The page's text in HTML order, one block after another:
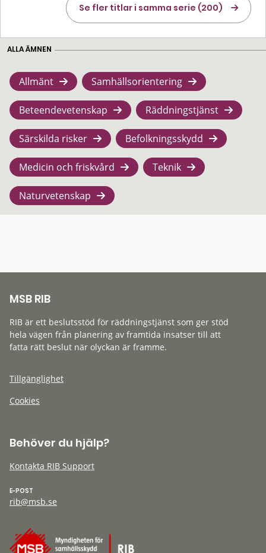
Se fler titlar i samma serie (200)
ALLA ÄMNEN
Allmänt Samhällsorientering
Beteendevetenskap Räddningstjänst
Särskilda risker Befolkningsskydd
Medicin och friskvård Teknik
Naturvetenskap
MSB RIB
RIB är ett beslutsstöd för räddningstjänst som ger stöd
hela vägen från planering av framtida insatser till att
fatta rätt beslut när olyckan är framme.
Tillgänglighet
Cookies
Behöver du hjälp?
Kontakta RIB Support
E-POST
rib@msb.se